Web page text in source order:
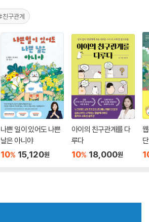
구관계
나쁜 일이 있어도 나쁜
날은 아니야
10% 15,120원
아이의 친구관계를 다
루다
10% 18,000원